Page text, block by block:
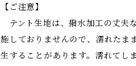
【ご注意】
テント生地は、撥水加工の丈夫
施しておりませんので、濡れたま
生することがあります。濡れてし